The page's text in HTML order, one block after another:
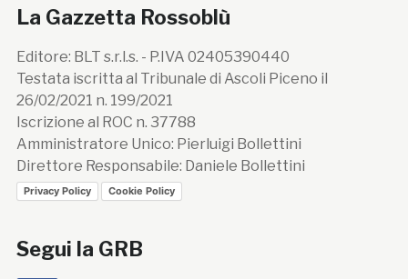
La Gazzetta Rossoblù
Editore: BLT s.r.l.s. - P.IVA 02405390440
Testata iscritta al Tribunale di Ascoli Piceno il
26/02/2021 n. 199/2021
Iscrizione al ROC n. 37788
Amministratore Unico: Pierluigi Bollettini
Direttore Responsabile: Daniele Bollettini
Privacy Policy Cookie Policy
Segui la GRB